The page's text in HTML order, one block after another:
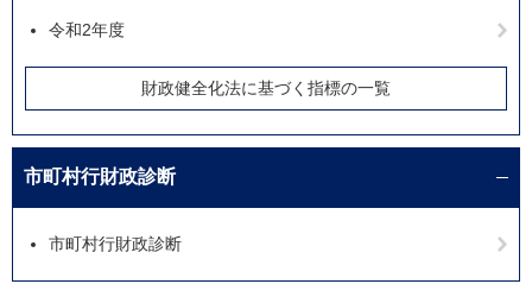
令和2年度
財政健全化法に基づく指標の一覧
市町村行財政診断
市町村行財政診断